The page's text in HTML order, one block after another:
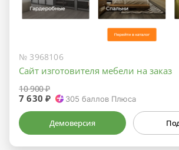
№ 3968106
Сайт изготовителя мебели на заказ
10 900 ₽
7 630 ₽ 305 баллов Плюса
Демоверсия